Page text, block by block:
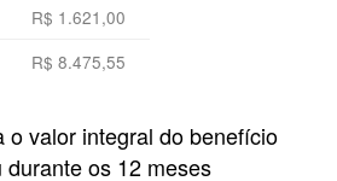
R$ 1.621,00
R$ 8.475,55
o valor integral do benefício
os 12 meses